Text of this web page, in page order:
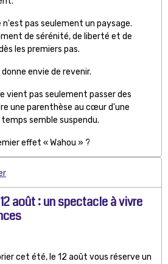
pas seulement un paysage.
de sérénité, de liberté et de
les premiers pas.
envie de revenir.
vient pas seulement passer des
une parenthèse au cœur d'une
semble suspendu.
effet « Wahou » ?
août : un spectacle à vivre
cet été, le 12 août vous réserve un